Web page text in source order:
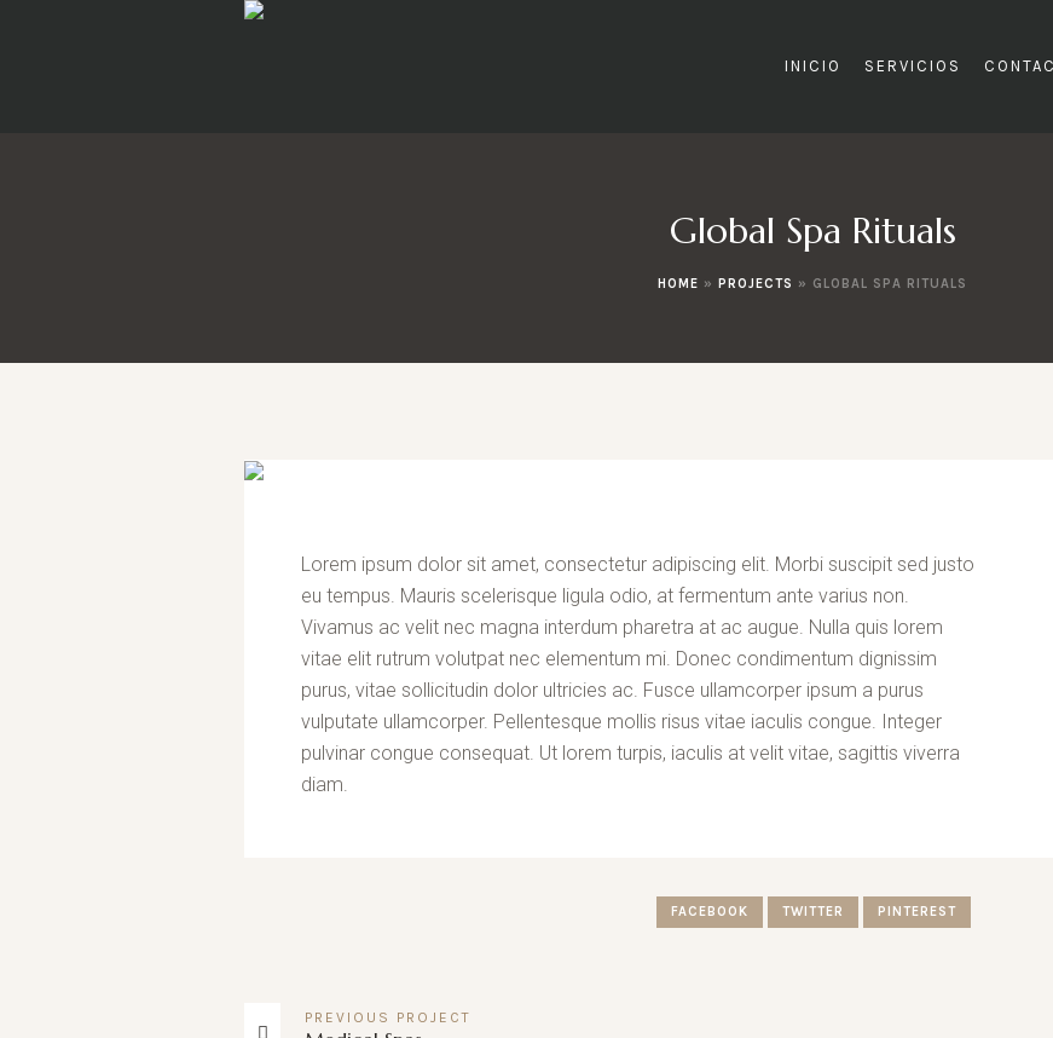
INICIO SERVICIOS
Global Spa Rituals
HOME » PROJECTS » GLOBAL SPA RITUALS
Lorem ipsum dolor sit amet, consectetur adipiscing elit. Morbi suscipit sed justo
eu tempus. Mauris scelerisque ligula odio, at fermentum ante varius non.
Vivamus ac velit nec magna interdum pharetra at ac augue. Nulla quis lorem
vitae elit rutrum volutpat nec elementum mi. Donec condimentum dignissim
purus, vitae sollicitudin dolor ultricies ac. Fusce ullamcorper ipsum a purus
vulputate ullamcorper. Pellentesque mollis risus vitae iaculis congue. Integer
pulvinar congue consequat. Ut lorem turpis, iaculis at velit vitae, sagittis viverra
diam.
FACEBOOK TWITTER PINTEREST
PREVIOUS PROJECT